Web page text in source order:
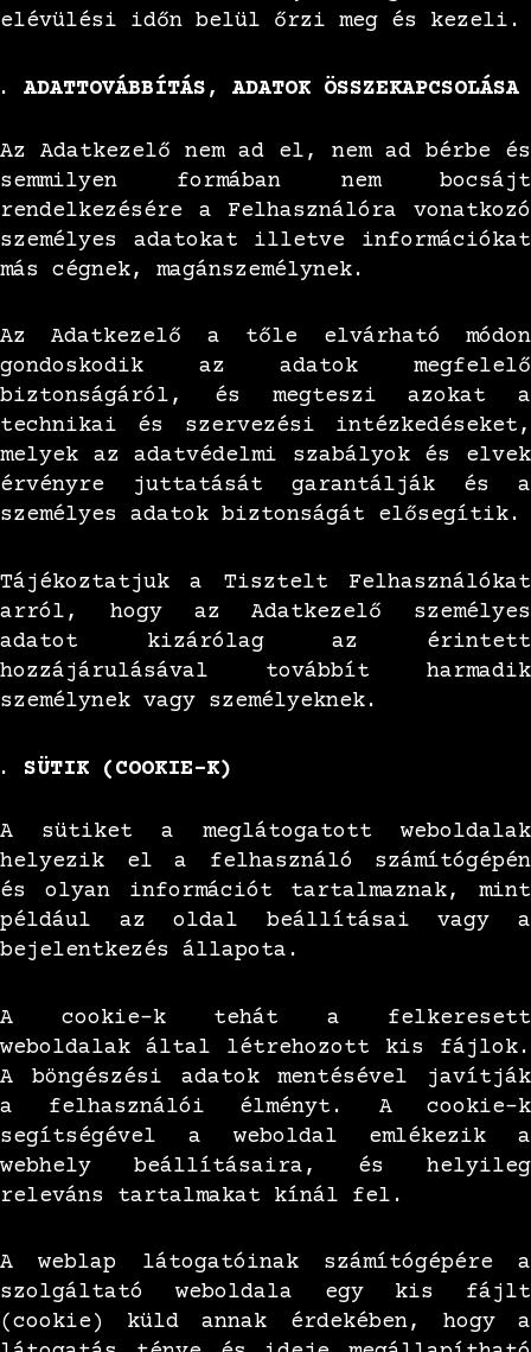
elévülési időn belül őrzi meg és kezeli.
ADATTOVÁBBÍTÁS, ADATOK ÖSSZEKAPCSOLÁSA
Az Adatkezelő nem ad el, nem ad bérbe és
semmilyen formában nem bocsájt
rendelkezésére a Felhasználóra vonatkozó
személyes adatokat illetve információkat
más cégnek, magánszemélynek.
Az Adatkezelő a tőle elvárható módon
gondoskodik az adatok megfelelő
biztonságáról, és megteszi azokat a
technikai és szervezési intézkedéseket,
melyek az adatvédelmi szabályok és elvek
érvényre juttatását garantálják és a
személyes adatok biztonságát elősegítik.
Tájékoztatjuk a Tisztelt Felhasználókat
arról, hogy az Adatkezelő személyes
adatot kizárólag az érintett
hozzájárulásával továbbít harmadik
személynek vagy személyeknek.
SÜTIK (COOKIE-K)
A sütiket a meglátogatott weboldalak
helyezik el a felhasználó számítógépén
és olyan információt tartalmaznak, mint
például az oldal beállításai vagy a
bejelentkezés állapota.
A cookie-k tehát a felkeresett
weboldalak által létrehozott kis fájlok.
A böngészési adatok mentésével javítják
a felhasználói élményt. A cookie-k
segítségével a weboldal emlékezik a
webhely beállításaira, és helyileg
releváns tartalmakat kínál fel.
A weblap látogatóinak számítógépére a
szolgáltató weboldala egy kis fájlt
(cookie) küld annak érdekében, hogy a